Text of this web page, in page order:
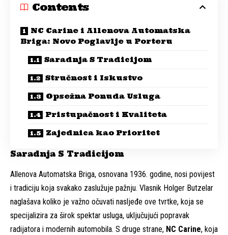
Contents
NC Carine i Allenova Automatska
Briga: Novo Poglavlje u Porteru
Saradnja S Tradicijom
Stručnost i Iskustvo
Opsežna Ponuda Usluga
Pristupačnost i Kvaliteta
Zajednica kao Prioritet
Saradnja S Tradicijom
Allenova Automatska Briga, osnovana 1936. godine, nosi povijest
i tradiciju koja svakako zaslužuje pažnju. Vlasnik Holger Butzelar
naglašava koliko je važno očuvati nasljeđe ove tvrtke, koja se
specijalizira za širok spektar usluga, uključujući popravak
radijatora i modernih automobila. S druge strane, NC Carine, koja